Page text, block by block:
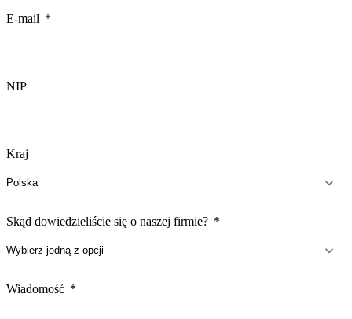
E-mail
NIP
Kraj
Skąd dowiedzieliście się o naszej firmie?
Wiadomość